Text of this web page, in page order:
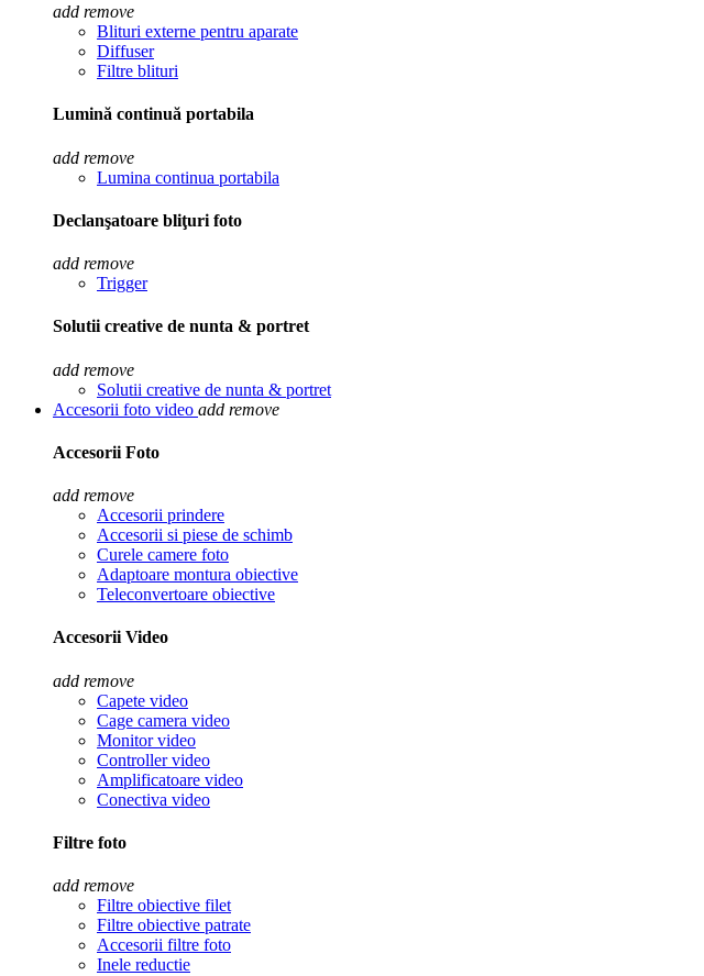
add remove
Blituri externe pentru aparate
Diffuser
Filtre blituri
Lumină continuă portabila
add remove
Lumina continua portabila
Declanşatoare bliţuri foto
add remove
Trigger
Solutii creative de nunta & portret
add remove
Solutii creative de nunta & portret
Accesorii foto video add remove
Accesorii Foto
add remove
Accesorii prindere
Accesorii si piese de schimb
Curele camere foto
Adaptoare montura obiective
Teleconvertoare obiective
Accesorii Video
add remove
Capete video
Cage camera video
Monitor video
Controller video
Amplificatoare video
Conectiva video
Filtre foto
add remove
Filtre obiective filet
Filtre obiective patrate
Accesorii filtre foto
Inele reductie